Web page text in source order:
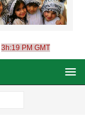
3h:19 PM GMT